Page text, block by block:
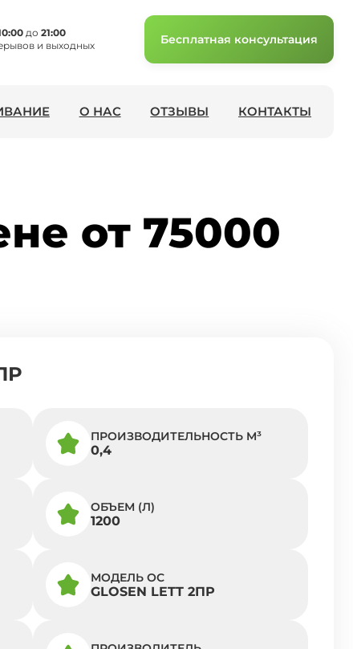
до 21:00
и выходных
Бесплатная консультация
О НАС ОТЗЫВЫ КОНТАКТЫ
от 75000
ПРОИЗВОДИТЕЛЬНОСТЬ M³
0,4
ОБЪЕМ (Л)
1200
МОДЕЛЬ ОС
GLOSEN LETT 2ПР